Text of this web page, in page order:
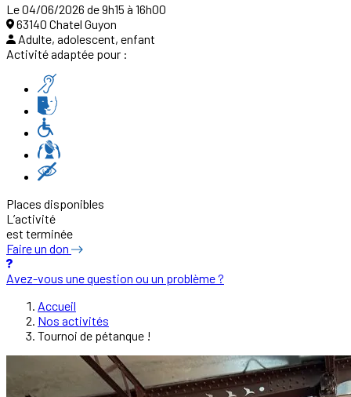
Le 04/06/2026 de 9h15 à 16h00
63140 Chatel Guyon
Adulte, adolescent, enfant
Activité adaptée pour :
Places disponibles
L’activité
est terminée
Faire un don
Avez-vous une question ou un problème ?
Accueil
Nos activités
Tournoi de pétanque !